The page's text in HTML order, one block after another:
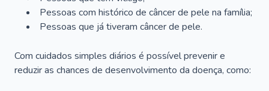
Pessoas com histórico de câncer de pele na família;
Pessoas que já tiveram câncer de pele.
Com cuidados simples diários é possível prevenir e
reduzir as chances de desenvolvimento da doença, como: